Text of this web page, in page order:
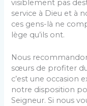
visiblement pas
service à Dieu et à
ces gens-là ne
lège qu’ils ont.
Nous
sœurs de profiter
c’est une occasion
notre disposition
Seigneur. Si nous